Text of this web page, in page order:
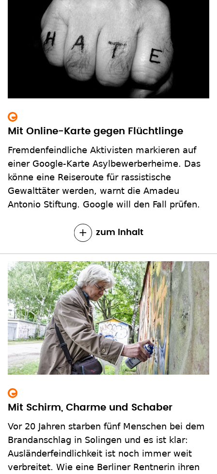
Mit Online-Karte gegen Flüchtlinge
Fremdenfeindliche Aktivisten markieren auf
einer Google-Karte Asylbewerberheime. Das
könne eine Reiseroute für rassistische
Gewalttäter werden, warnt die Amadeu
Antonio Stiftung. Google will den Fall prüfen.
zum Inhalt
Mit Schirm, Charme und Schaber
Vor 20 Jahren starben fünf Menschen bei dem
Brandanschlag in Solingen und es ist klar:
Ausländerfeindlichkeit ist noch immer weit
verbreitet. Wie eine Berliner Rentnerin ihren